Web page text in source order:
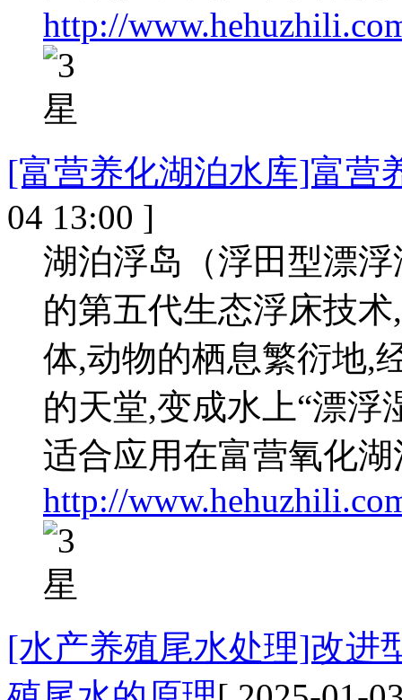
http://
[富营养化湖泊水库]富营
04 13:00 ]
湖泊浮岛（浮田型漂
的第五代生态浮床技
体,动物的栖息繁衍地,
的天堂,变成水上“漂浮
适合应用在富营氧化
http://
[水产养殖尾水处理]改进